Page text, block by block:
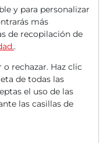
de USD de
y para personalizar
más
de recopilación de
.
rechazar. Haz clic
de todas las
el uso de las
las casillas de